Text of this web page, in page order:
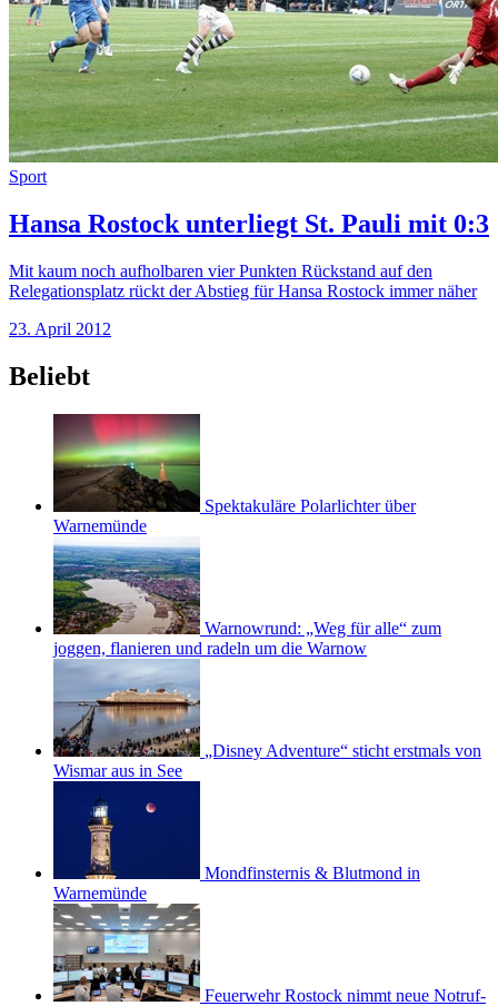
Sport
Hansa Rostock unterliegt St. Pauli mit 0:3
Mit kaum noch aufholbaren vier Punkten Rückstand auf den
Relegationsplatz rückt der Abstieg für Hansa Rostock immer näher
23. April 2012
Beliebt
Spektakuläre Polarlichter über
Warnemünde
Warnowrund: „Weg für alle“ zum
joggen, flanieren und radeln um die Warnow
„Disney Adventure“ sticht erstmals von
Wismar aus in See
Mondfinsternis & Blutmond in
Warnemünde
Feuerwehr Rostock nimmt neue Notruf-